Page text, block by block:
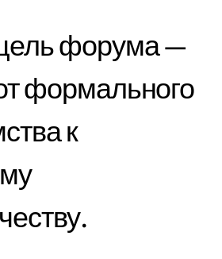
форума —
формального
к